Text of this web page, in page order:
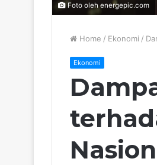
Foto oleh energepic.com
Home / Ekonomi /
Ekonomi